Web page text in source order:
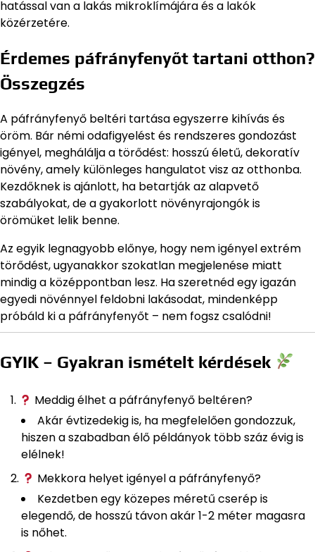
hatással van a lakás mikroklímájára és a lakók
közérzetére.
Érdemes páfrányfenyőt tartani otthon?
Összegzés
A páfrányfenyő beltéri tartása egyszerre kihívás és
öröm. Bár némi odafigyelést és rendszeres gondozást
igényel, meghálálja a törődést: hosszú életű, dekoratív
növény, amely különleges hangulatot visz az otthonba.
Kezdőknek is ajánlott, ha betartják az alapvető
szabályokat, de a gyakorlott növényrajongók is
örömüket lelik benne.
Az egyik legnagyobb előnye, hogy nem igényel extrém
törődést, ugyanakkor szokatlan megjelenése miatt
mindig a középpontban lesz. Ha szeretnéd egy igazán
egyedi növénnyel feldobni lakásodat, mindenképp
próbáld ki a páfrányfenyőt – nem fogsz csalódni!
GYIK – Gyakran ismételt kérdések
Meddig élhet a páfrányfenyő beltéren?
Akár évtizedekig is, ha megfelelően gondozzuk,
hiszen a szabadban élő példányok több száz évig is
elélnek!
Mekkora helyet igényel a páfrányfenyő?
Kezdetben egy közepes méretű cserép is
elegendő, de hosszú távon akár 1-2 méter magasra
is nőhet.